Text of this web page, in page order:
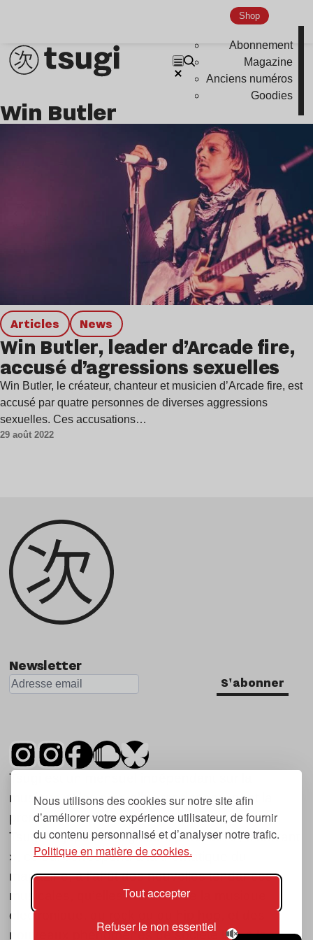
Nous utilisons des cookies sur notre site afin
d’améliorer votre expérience utilisateur, de fournir
du contenu personnalisé et d’analyser notre trafic.
Politique en matière de cookies.
Tout accepter
Refuser le non essentiel
Shop
Abonnement
Magazine
Anciens numéros
Goodies
Win Butler
Articles news
Win Butler, leader d’Arcade fire,
accusé d’agressions sexuelles
Win Butler, le créateur, chanteur et musicien d’Arcade fire, est
accusé par quatre personnes de diverses aggressions
sexuelles. Ces accusations…
29 août 2022
Newsletter
S'abonner
Tsugi est un mensuel indépendant sur la
musique et les nouvelles tendances, dont la
première parution date de 2007.
Tsugi en japonais signifie « prochain », « suivant
», ce qui correspond à la thématique du
magazine, à l’affût des nouvelles tendances
musicales, qu’elles viennent de la musique
électronique, du rock ou du hip hop, et des
nouveaux phénomènes de société liés à la